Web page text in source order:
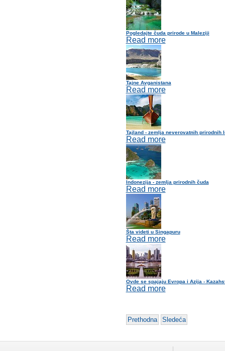
Pogledajte čuda prirode u Maleziji
Read more
Tajne Avganistana
Read more
Tajland - zemlja neverovatnih prirodnih
Read more
Indonezija - zemlja prirodnih čuda
Read more
Šta videti u Singapuru
Read more
Ovde se spajaju Evropa i Azija -
Read more
Prethodna Sledeća